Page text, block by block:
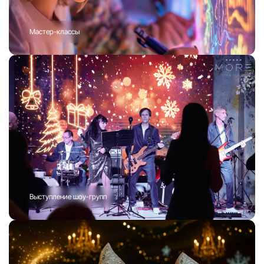
Мастер-классы
Выступление шоу-групп